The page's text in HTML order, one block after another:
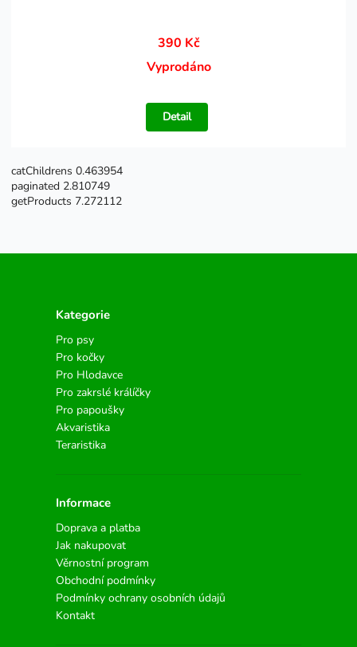
390 Kč
Vyprodáno
Detail
catChildrens 0.463954
paginated 2.810749
getProducts 7.272112
Kategorie
Pro psy
Pro kočky
Pro Hlodavce
Pro zakrslé králíčky
Pro papoušky
Akvaristika
Teraristika
Informace
Doprava a platba
Jak nakupovat
Věrnostní program
Obchodní podmínky
Podmínky ochrany osobních údajů
Kontakt